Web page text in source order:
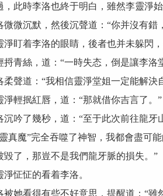
時李洛也終于明白，雖然李靈淨始
沉默，然後沉聲道：“你并沒有錯
着李洛的眼睛，後者也并未躲閃，
絲，道：“一時失态，倒是讓李洛
道：“我相信靈淨堂姐一定能解決
抿紅唇，道：“那就借你吉言了。”
了幾秒，道：“至于此次前往龍牙
真魔”完全吞噬了神智，我都會盡可
毀了，那豈不是我們龍牙脈的損失。”
怔的看着李洛。
看得有些不好意思，提醒道：“雖